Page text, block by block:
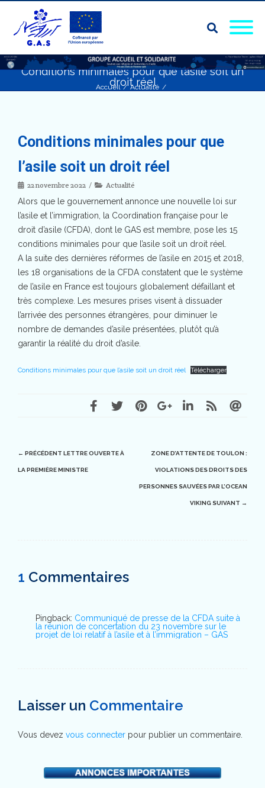
Conditions minimales pour que l’asile soit un
droit réel
Accueil / Actualité /
Conditions minimales pour que
l’asile soit un droit réel
22 novembre 2022 Actualité
Alors que le gouvernement annonce une nouvelle loi sur
l’asile et l’immigration, la Coordination française pour le
droit d’asile (CFDA), dont le GAS est membre, pose les 15
conditions minimales pour que l’asile soit un droit réel.
A la suite des dernières réformes de l’asile en 2015 et 2018,
les 18 organisations de la CFDA constatent que le système
de l’asile en France est toujours globalement défaillant et
très complexe. Les mesures prises visent à dissuader
l’arrivée des personnes étrangères, pour diminuer le
nombre de demandes d’asile présentées, plutôt qu’à
garantir la réalité du droit d’asile.
Conditions minimales pour que l’asile soit un droit réel Télécharger
Post
navigation
← PRÉCÉDENT LETTRE OUVERTE À
LA PREMIÈRE MINISTRE
ZONE D’ATTENTE DE TOULON :
VIOLATIONS DES DROITS DES
PERSONNES SAUVÉES PAR L’OCEAN
VIKING SUIVANT →
1 Commentaires
Pingback: Communiqué de presse de la CFDA suite à
la réunion de concertation du 23 novembre sur le
projet de loi relatif à l’asile et à l’immigration – GAS
Laisser un Commentaire
Vous devez vous connecter pour publier un commentaire.